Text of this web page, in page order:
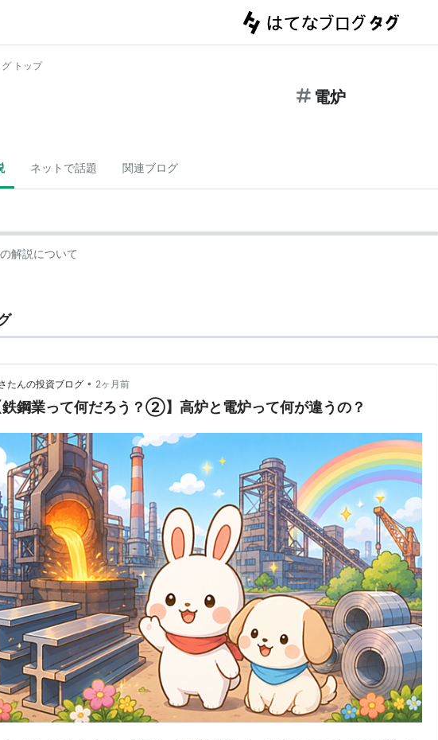
トップ
電炉
ネットで話題 関連ブログ
解説について
たんの投資ブログ • 2ヶ月前
鉄鋼業って何だろう？②】高炉と電炉って何が違うの？